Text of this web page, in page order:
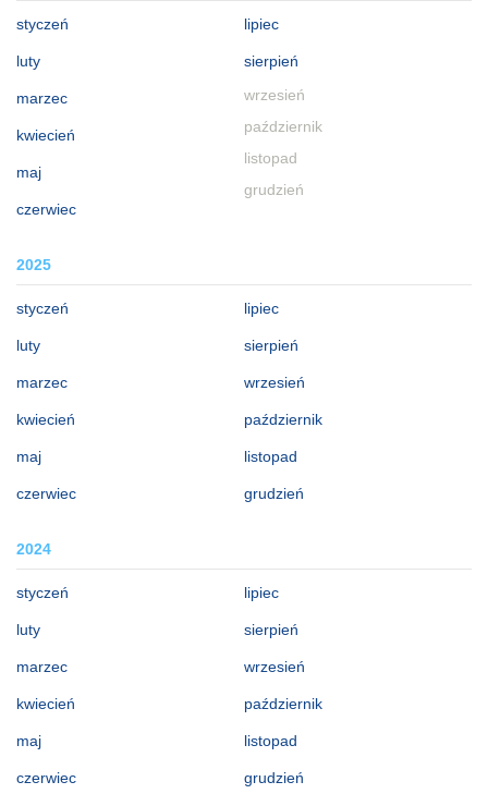
styczeń
luty
marzec
kwiecień
maj
czerwiec
lipiec
sierpień
wrzesień
październik
listopad
grudzień
2025
styczeń
luty
marzec
kwiecień
maj
czerwiec
lipiec
sierpień
wrzesień
październik
listopad
grudzień
2024
styczeń
luty
marzec
kwiecień
maj
czerwiec
lipiec
sierpień
wrzesień
październik
listopad
grudzień